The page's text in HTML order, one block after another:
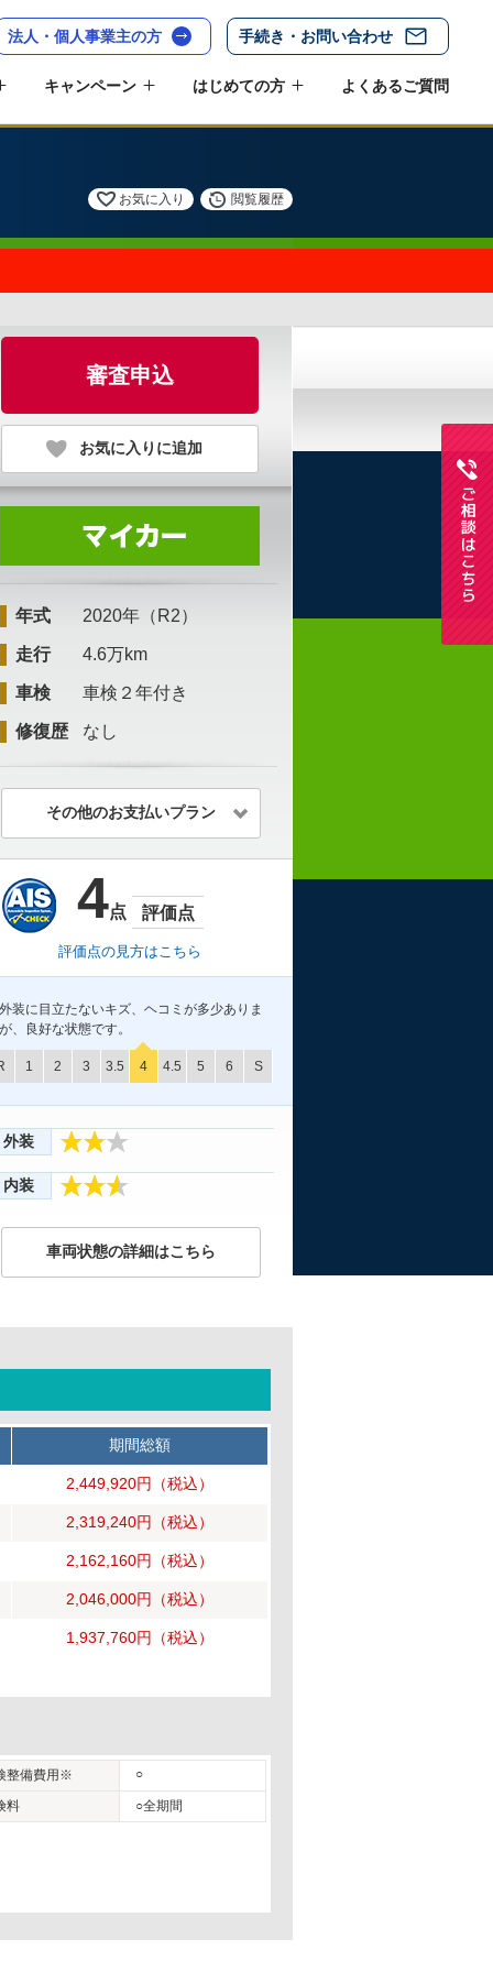
法人・個人事業主の方 手続き・お問い合わせ
キャンペーン はじめての方 よくあるご質問
お気に入り 閲覧履歴
審査申込
お気に入りに追加
年式 2020年（R2）
走行 4.6万km
車検 車検２年付き
修復歴 なし
その他のお支払いプラン
4点 評価点
評価点の見方はこちら
装に目立たないキズ、ヘコミが多少ありま
、良好な状態です。
1 2 3 3.5 4 4.5 5 6 S
外装
内装
車両状態の詳細はこちら
期間総額
2,449,920円 （税込）
2,319,240円 （税込）
2,162,160円 （税込）
2,046,000円 （税込）
1,937,760円 （税込）
整備費用※ ○
料
○全期間